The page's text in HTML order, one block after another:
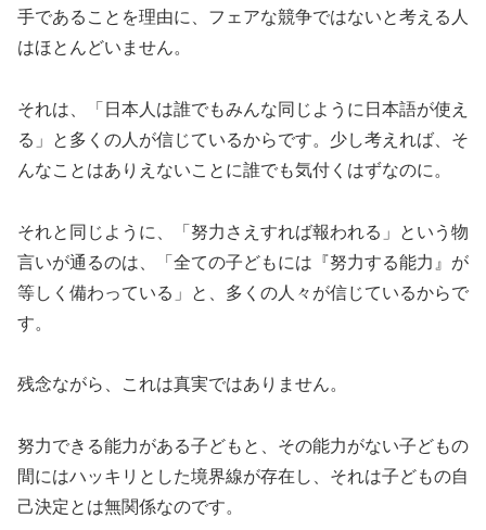
手であることを理由に、フェアな競争ではないと考える人
はほとんどいません。
それは、「日本人は誰でもみんな同じように日本語が使え
る」と多くの人が信じているからです。少し考えれば、そ
んなことはありえないことに誰でも気付くはずなのに。
それと同じように、「努力さえすれば報われる」という物
言いが通るのは、「全ての子どもには『努力する能力』が
等しく備わっている」と、多くの人々が信じているからで
す。
残念ながら、これは真実ではありません。
努力できる能力がある子どもと、その能力がない子どもの
間にはハッキリとした境界線が存在し、それは子どもの自
己決定とは無関係なのです。